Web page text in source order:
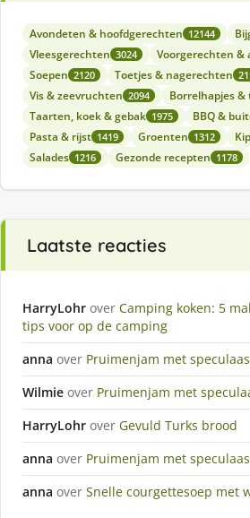
Avondeten & hoofdgerechten 12144
Vleesgerechten 3024 Voorgerechten &
Soepen 2120 Toetjes & nagerechten
Vis & zeevruchten 2094 Borrelhapjes &
Taarten, koek & gebak 1975 BBQ &
Pasta & rijst 1419 Groenten 1312
Salades 1216 Gezonde recepten 1178
Laatste reacties
HarryLohr over Camping koken: 5
tips voor op de camping
anna over Pruimenjam met
Wilmie over Pruimenjam met
HarryLohr over Gevuld Turks brood
anna over Pruimenjam met
anna over Snelle courgettesoep met